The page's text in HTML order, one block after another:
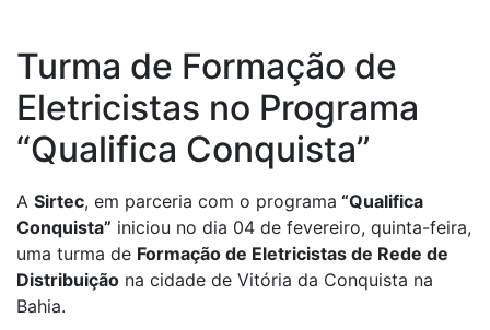
Turma de Formação de
Eletricistas no Programa
“Qualifica Conquista”
A Sirtec, em parceria com o programa “Qualifica
Conquista” iniciou no dia 04 de fevereiro, quinta-feira,
uma turma de Formação de Eletricistas de Rede de
Distribuição na cidade de Vitória da Conquista na
Bahia.